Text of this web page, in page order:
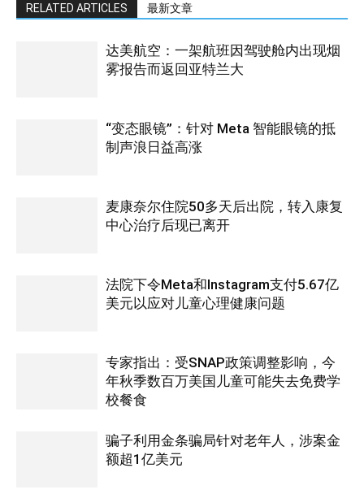
RELATED ARTICLES 最新文章
达美航空：一架航班因驾驶舱内出现烟
雾报告而返回亚特兰大
“变态眼镜”：针对 Meta 智能眼镜的抵
制声浪日益高涨
麦康奈尔住院50多天后出院，转入康复
中心治疗后现已离开
法院下令Meta和Instagram支付5.67亿
美元以应对儿童心理健康问题
专家指出：受SNAP政策调整影响，今
年秋季数百万美国儿童可能失去免费学
校餐食
骗子利用金条骗局针对老年人，涉案金
额超1亿美元